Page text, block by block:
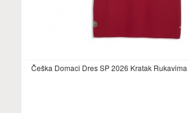
Češka Domaci Dres SP 2026 Kratak Rukavima